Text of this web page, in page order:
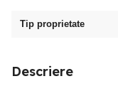
Tip proprietate
Descriere